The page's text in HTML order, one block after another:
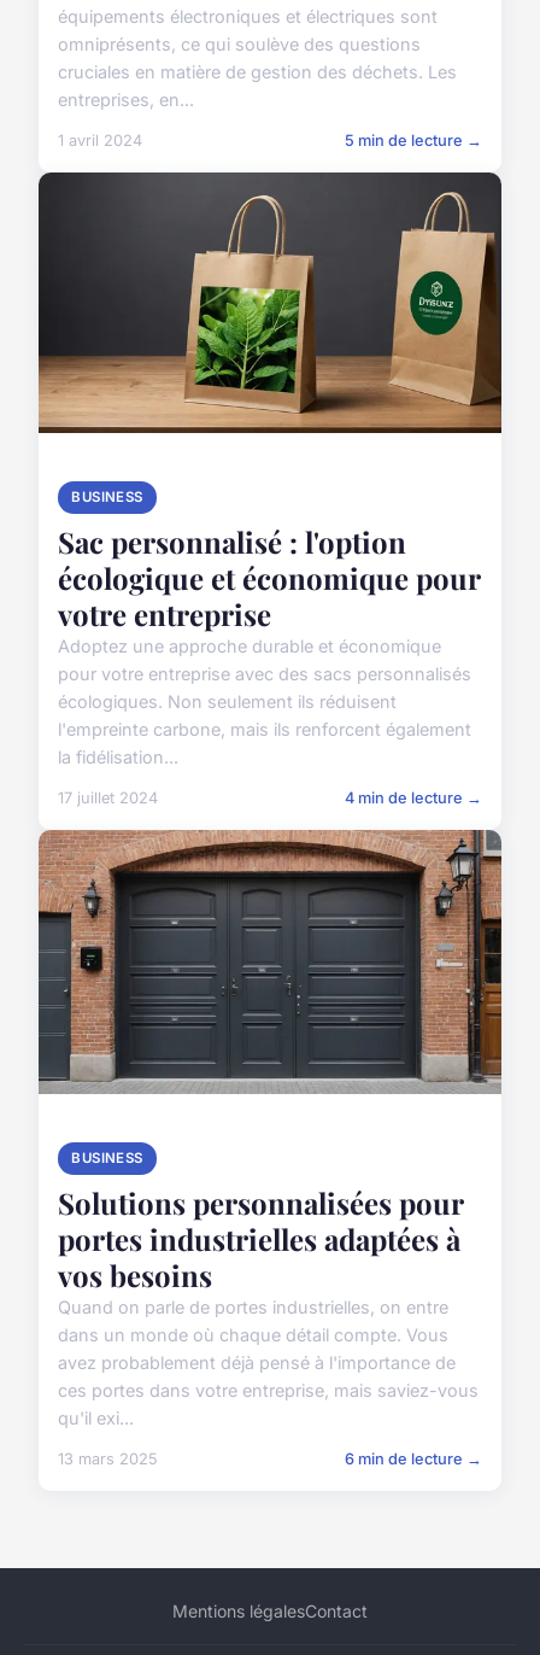
équipements électroniques et électriques sont
omniprésents, ce qui soulève des questions
cruciales en matière de gestion des déchets. Les
entreprises, en...
1 avril 2024 5 min de lecture →
BUSINESS
Sac personnalisé : l'option
écologique et économique pour
votre entreprise
Adoptez une approche durable et économique
pour votre entreprise avec des sacs personnalisés
écologiques. Non seulement ils réduisent
l'empreinte carbone, mais ils renforcent également
la fidélisation...
17 juillet 2024 4 min de lecture →
BUSINESS
Solutions personnalisées pour
portes industrielles adaptées à
vos besoins
Quand on parle de portes industrielles, on entre
dans un monde où chaque détail compte. Vous
avez probablement déjà pensé à l'importance de
ces portes dans votre entreprise, mais saviez-vous
qu'il exi...
13 mars 2025 6 min de lecture →
Mentions légalesContact